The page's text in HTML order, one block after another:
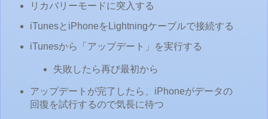
リカバリーモードに突入する
iTunesとiPhoneをLightningケーブルで接続する
iTunesから「アップデート」を実行する
失敗したら再び最初から
アップデートが完了したら、iPhoneがデータの
回復を試行するので気長に待つ